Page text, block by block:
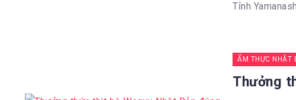
Tỉnh
ẨM THỰC NHẬT
Thưởng